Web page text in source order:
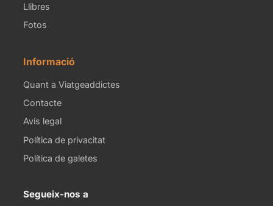
Llibres
Fotos
Informació
Quant a Viatgeaddictes
Contacte
Avís legal
Política de privacitat
Política de galetes
Segueix-nos a